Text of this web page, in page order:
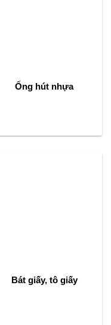
Ống hút nhựa
Bát giấy, tô giấy